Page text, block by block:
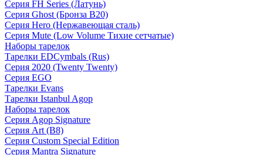
Серия FH Series (Латунь)
Серия Ghost (Бронза B20)
Серия Hero (Нержавеющая сталь)
Серия Mute (Low Volume Тихие сетчатые)
Наборы тарелок
Тарелки EDCymbals (Rus)
Серия 2020 (Twenty Twenty)
Серия EGO
Тарелки Evans
Тарелки Istanbul Agop
Наборы тарелок
Серия Agop Signature
Серия Art (B8)
Серия Custom Special Edition
Серия Mantra Signature